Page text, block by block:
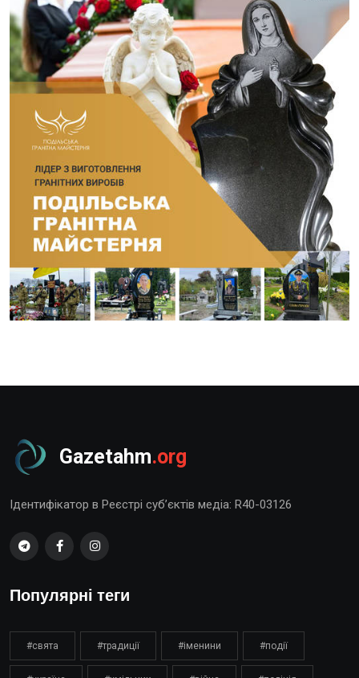
Gazetahm.org
Ідентифікатор в Реєстрі суб’єктів медіа: R40-03126
Популярні теги
#свята #традиції #іменини #події